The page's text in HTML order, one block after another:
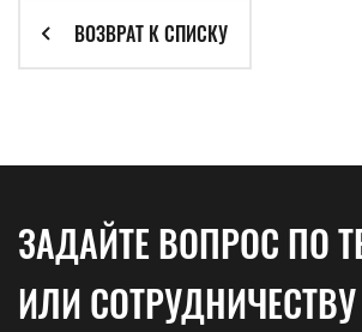
ВОЗВРАТ К СПИСКУ
ЗАДАЙТЕ ВОПРОС ПО
ИЛИ СОТРУДНИЧЕСТВУ